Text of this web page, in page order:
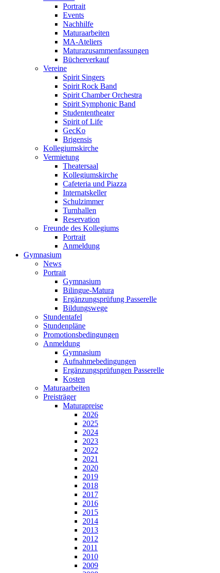
Portrait
Events
Nachhilfe
Maturaarbeiten
MA-Ateliers
Maturazusammenfassungen
Bücherverkauf
Vereine
Spirit Singers
Spirit Rock Band
Spirit Chamber Orchestra
Spirit Symphonic Band
Studententheater
Spirit of Life
GecKo
Brigensis
Kollegiumskirche
Vermietung
Theatersaal
Kollegiumskirche
Cafeteria und Piazza
Internatskeller
Schulzimmer
Turnhallen
Reservation
Freunde des Kollegiums
Portrait
Anmeldung
Gymnasium
News
Portrait
Gymnasium
Bilingue-Matura
Ergänzungsprüfung Passerelle
Bildungswege
Stundentafel
Stundenpläne
Promotionsbedingungen
Anmeldung
Gymnasium
Aufnahmebedingungen
Ergänzungsprüfungen Passerelle
Kosten
Maturaarbeiten
Preisträger
Maturapreise
2026
2025
2024
2023
2022
2021
2020
2019
2018
2017
2016
2015
2014
2013
2012
2011
2010
2009